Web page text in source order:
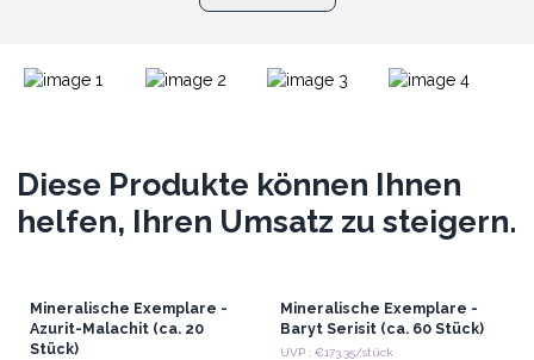
Diese Produkte können Ihnen
helfen, Ihren Umsatz zu steigern.
Mineralische Exemplare -
Azurit-Malachit (ca. 20
Stück)
Mineralische Exemplare -
Baryt Serisit (ca. 60 Stück)
UVP : €173.35/stück